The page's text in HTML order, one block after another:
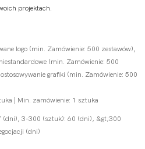
projektach.
logo (min. Zamówienie: 500 zestawów),
(min. Zamówienie: 500
grafiki (min. Zamówienie: 500
| Min. zamówienie: 1 sztuka
(dni), 3-300 (sztuk): 60 (dni), &gt;300
(dni)